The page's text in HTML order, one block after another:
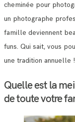
cheminée pour
un photographe
famille deviennent
funs. Qui sait, vous
une tradition annuelle !
Quelle est la
de toute votre